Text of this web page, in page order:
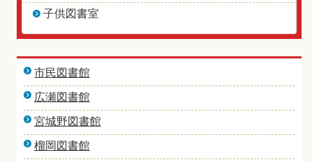
子供図書室
市民図書館
広瀬図書館
宮城野図書館
榴岡図書館